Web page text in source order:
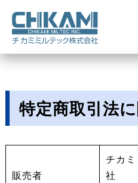
特定商取引法
販売者
チカ
社